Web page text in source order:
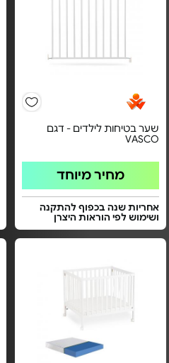
שער בטיחות לילדים - דגם
VASCO
מחיר מיוחד
אחריות שנה בכפוף להתקנה
ושימוש לפי הוראות היצרן